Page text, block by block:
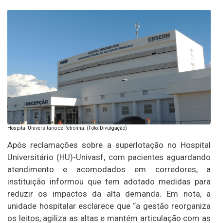
Hospital Universitário de Petrolina. (Foto: Divulgação)
Após reclamações sobre a superlotação no Hospital
Universitário (HU)-Univasf, com pacientes aguardando
atendimento e acomodados em corredores, a
instituição informou que tem adotado medidas para
reduzir os impactos da alta demanda. Em nota, a
unidade hospitalar esclarece que “a gestão reorganiza
os leitos, agiliza as altas e mantém articulação com as